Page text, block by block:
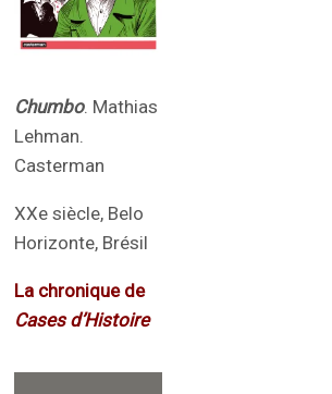
Chumbo. Mathias
Lehman.
Casterman
XXe siècle, Belo
Horizonte, Brésil
La chronique de
Cases d’Histoire